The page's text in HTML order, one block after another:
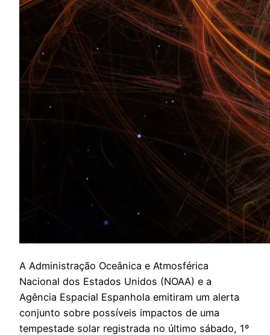
A Administração Oceânica e Atmosférica
Nacional dos Estados Unidos (NOAA) e a
Agência Espacial Espanhola emitiram um alerta
conjunto sobre possíveis impactos de uma
tempestade solar registrada no último sábado, 1º